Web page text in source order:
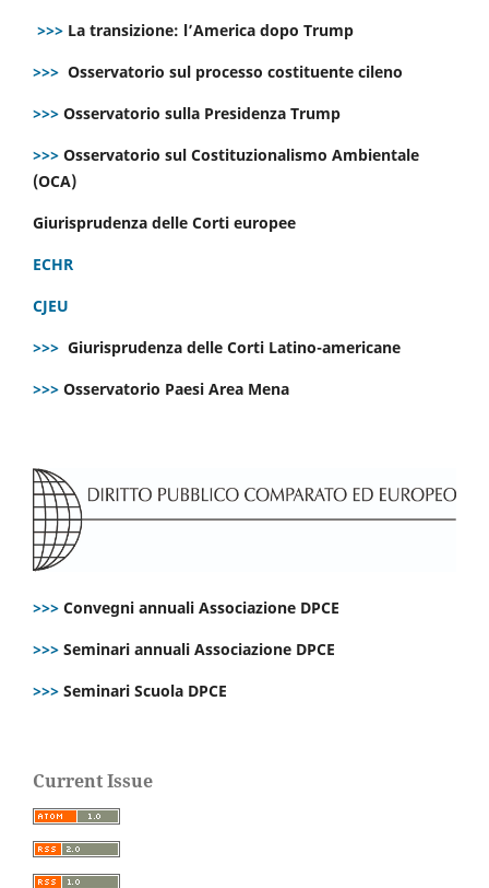
>>> La transizione: l’America dopo Trump
>>> Osservatorio sul processo costituente cileno
>>> Osservatorio sulla Presidenza Trump
>>> Osservatorio sul Costituzionalismo Ambientale
(OCA)
Giurisprudenza delle Corti europee
ECHR
CJEU
>>> Giurisprudenza delle Corti Latino-americane
>>> Osservatorio Paesi Area Mena
>>> Convegni annuali Associazione DPCE
>>> Seminari annuali Associazione DPCE
>>> Seminari Scuola DPCE
Current Issue